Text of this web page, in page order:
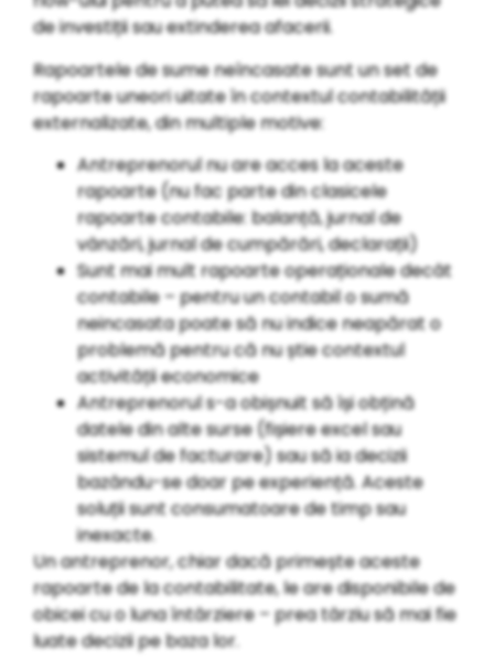
de investiții sau extinderea afacerii.
Rapoartele de sume neîncasate sunt un set de
rapoarte uneori uitate în contextul contabilității
externalizate, din multiple motive:
Antreprenorul nu are acces la aceste
rapoarte (nu fac parte din clasicele
rapoarte contabile: balanță, jurnal de
vânzări, jurnal de cumpărări, declarații)
Sunt mai mult rapoarte operaționale decât
contabile – pentru un contabil o sumă
neincasata poate să nu indice neapărat o
problemă pentru că nu știe contextul
activității economice
Antreprenorul s-a obișnuit să își obțină
datele din alte surse (fișiere excel sau
sistemul de facturare) sau să ia decizii
bazându-se doar pe experiență. Aceste
soluții sunt consumatoare de timp sau
inexacte.
Un antreprenor, chiar dacă primește aceste
rapoarte de la contabilitate, le are disponibile de
obicei cu o luna întârziere – prea târziu să mai fie
luate decizii pe baza lor.